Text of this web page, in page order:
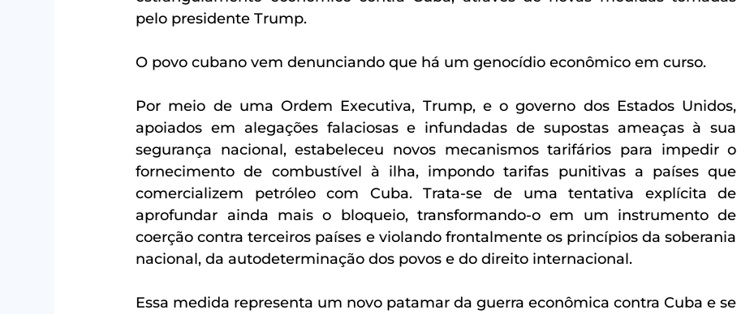
pelo presidente Trump.
O povo cubano vem denunciando que há um genocídio econômico em curso.
Por meio de uma Ordem Executiva, Trump, e o governo dos Estados Unidos,
apoiados em alegações falaciosas e infundadas de supostas ameaças à sua
segurança nacional, estabeleceu novos mecanismos tarifários para impedir o
fornecimento de combustível à ilha, impondo tarifas punitivas a países que
comercializem petróleo com Cuba. Trata-se de uma tentativa explícita de
aprofundar ainda mais o bloqueio, transformando-o em um instrumento de
coerção contra terceiros países e violando frontalmente os princípios da soberania
nacional, da autodeterminação dos povos e do direito internacional.
Essa medida representa um novo patamar da guerra econômica contra Cuba e se